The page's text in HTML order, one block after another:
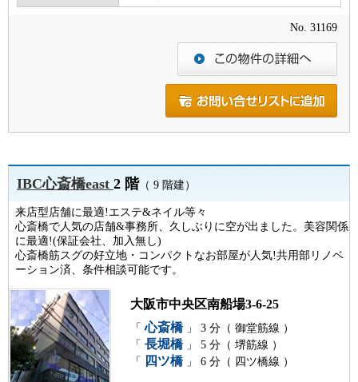
No. 31169
IBC心斎橋east2 階（ 9 階建）
来店型店舗に最適!エステ&ネイル等々
心斎橋で人気の店舗&事務所、久しぶりに空が出ました。美容関係
に最適!(保証会社、加入無し)
心斎橋筋スグの好立地・コンパクトなお部屋が人気!共用部リノベ
ーション済、条件相談可能です。
大阪市中央区南船場3-6-25
「 心斎橋 」 3 分（ 御堂筋線 ）
「 長堀橋 」 5 分（ 堺筋線 ）
「
四ツ橋 」 6 分（ 四ツ橋線 ）